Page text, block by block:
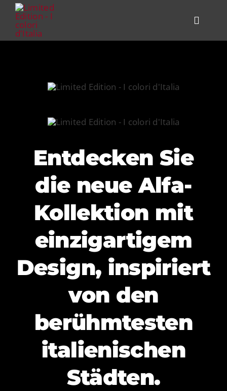
Skip
content
Toggle
HELP
CONTACT
Entdecken Sie
die neue Alfa-
Kollektion mit
einzigartigem
Design, inspiriert
von den
berühmtesten
italienischen
Städten.